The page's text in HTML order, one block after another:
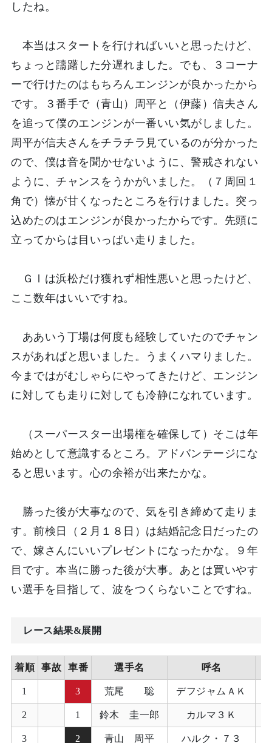
したね。
本当はスタートを行ければいいと思ったけど、
ちょっと躊躇した分遅れました。でも、３コーナ
ーで行けたのはもちろんエンジンが良かったから
です。３番手で（青山）周平と（伊藤）信夫さん
を追って僕のエンジンが一番いい気がしました。
周平が信夫さんをチラチラ見ているのが分かった
ので、僕は音を聞かせないように、警戒されない
ように、チャンスをうかがいました。（７周回１
角で）懐が甘くなったところを行けました。突っ
込めたのはエンジンが良かったからです。先頭に
立ってからは目いっぱい走りました。
ＧⅠは浜松だけ獲れず相性悪いと思ったけど、
ここ数年はいいですね。
ああいう丁場は何度も経験していたのでチャン
スがあればと思いました。うまくハマりました。
今まではがむしゃらにやってきたけど、エンジン
に対しても走りに対しても冷静になれています。
（スーパースター出場権を確保して）そこは年
始めとして意識するところ。アドバンテージにな
ると思います。心の余裕が出来たかな。
勝った後が大事なので、気を引き締めて走りま
す。前検日（２月１８日）は結婚記念日だったの
で、嫁さんにいいプレゼントになったかな。９年
目です。本当に勝った後が大事。あとは買いやす
い選手を目指して、波をつくらないことですね。
レース結果&展開
着順 事故 車番 選手名 呼名
1 3 荒尾 聡 デフジャムＡＫ
2 1 鈴木 圭一郎 カルマ３Ｋ
3 2 青山 周平 ハルク・７３